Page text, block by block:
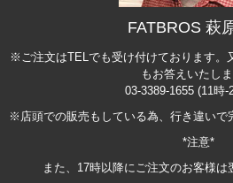
FATBROS 萩
※ご注文はTELでも受け付けております。
もお答えいたしま
03-3389-1655 (11時-
※店頭での販売もしている為、行き違いで
*注意*
また、17時以降にご注文のお客様は